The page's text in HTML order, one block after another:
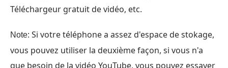
Téléchargeur gratuit de vidéo, etc.
Note: Si votre téléphone a assez d'espace de stokage,
vous pouvez utiliser la deuxième façon, si vous n'a
que besoin de la vidéo YouTube, vous pouvez essayer